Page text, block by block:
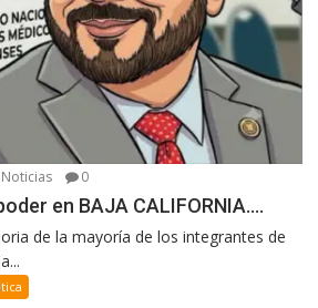
0
en BAJA CALIFORNIA….
de la mayoría de los integrantes de